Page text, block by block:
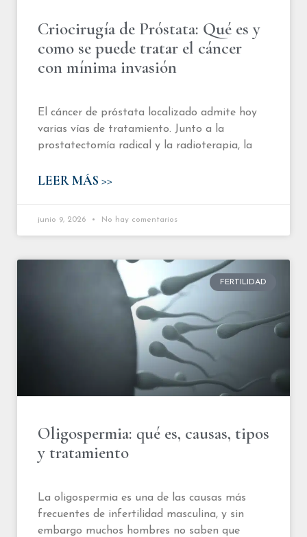
Criocirugía de Próstata: Qué es y
como se puede tratar el cáncer
con mínima invasión
El cáncer de próstata localizado admite hoy
varias vías de tratamiento. Junto a la
prostatectomía radical y la radioterapia, la
LEER MÁS >>
junio 9, 2026 No hay comentarios
FERTILIDAD
Oligospermia: qué es, causas, tipos
y tratamiento
La oligospermia es una de las causas más
frecuentes de infertilidad masculina, y sin
embargo muchos hombres no saben que